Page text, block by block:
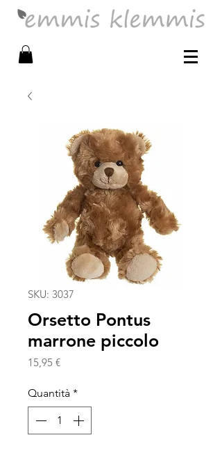
SKU: 3037
Orsetto Pontus
marrone piccolo
15,95 €Prezzo
Quantità *